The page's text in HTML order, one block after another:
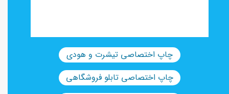
چاپ اختصاصی تیشرت و هودی
چاپ اختصاصی تابلو فروشگاهی